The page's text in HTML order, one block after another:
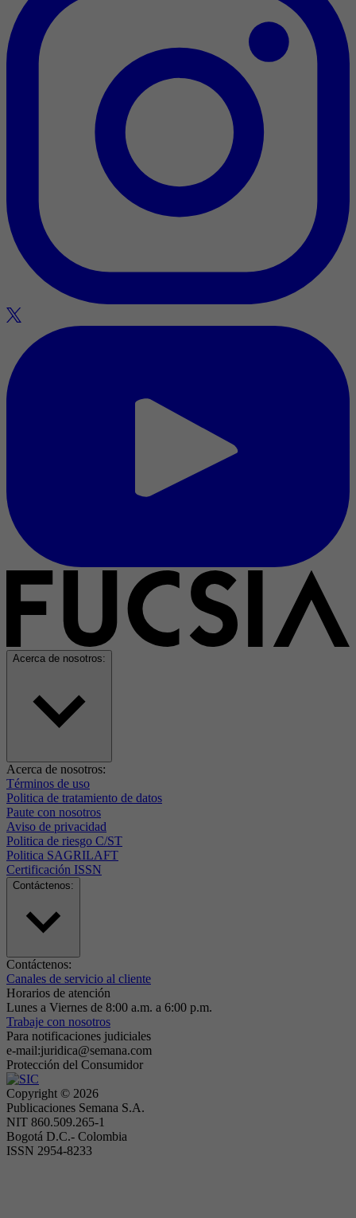
Acerca de nosotros:
Acerca de nosotros:
Términos de uso
Politica de tratamiento de datos
Paute con nosotros
Aviso de privacidad
Politica de riesgo C/ST
Politica SAGRILAFT
Certificación ISSN
Contáctenos:
Contáctenos:
Canales de servicio al cliente
Horarios de atención
Lunes a Viernes de 8:00 a.m. a 6:00 p.m.
Trabaje con nosotros
Para notificaciones judiciales
e-mail:juridica@semana.com
Protección del Consumidor
Copyright © 2026
Publicaciones Semana S.A.
NIT 860.509.265-1
Bogotá D.C.- Colombia
ISSN 2954-8233